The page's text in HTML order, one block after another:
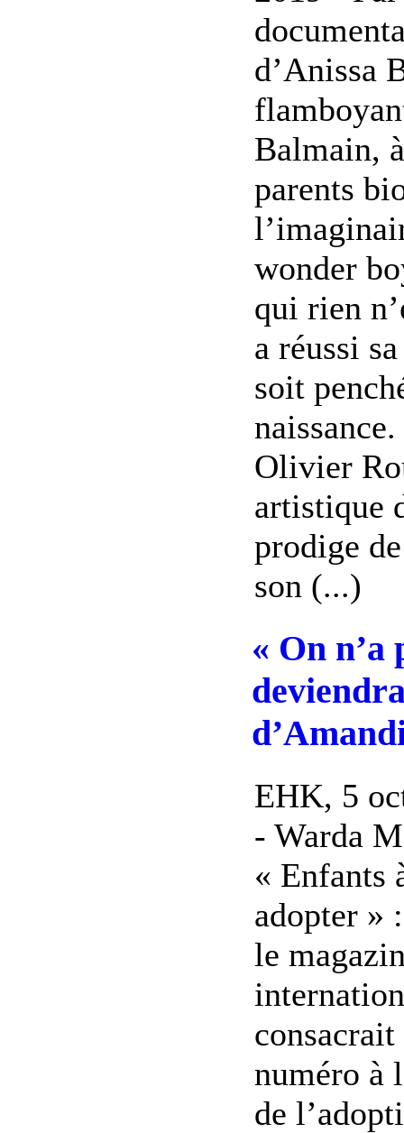
d’Anissa
Balmain,
parents
wonder
qui rien
a réussi
soit
Olivier
artistique
prodige
son (...)
« On n’a
EHK, 5
- Warda
« Enfants
adopter »
le
consacrait
numéro à
de